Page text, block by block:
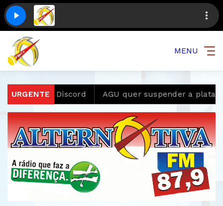
MENU
URGENTE
Discord AGU quer suspender a plataforma